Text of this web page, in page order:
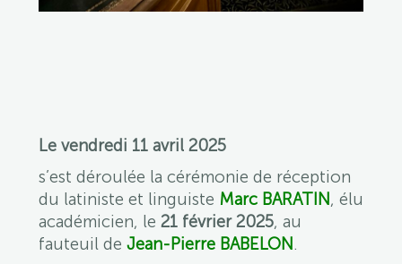
Le vendredi 11 avril 2025
s’est déroulée la cérémonie de réception
du latiniste et linguiste Marc BARATIN, élu
académicien, le 21 février 2025, au
fauteuil de Jean-Pierre BABELON.